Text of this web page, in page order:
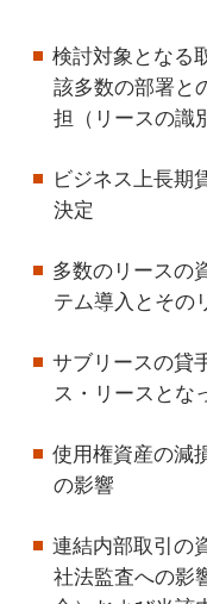
検討対象となる
該多数の部署と
担（リースの識
ビジネス上長期
決定
多数のリースの
テム導入とその
サブリースの貸
ス・リースとな
使用権資産の減
の影響
連結内部取引の
社法監査への影